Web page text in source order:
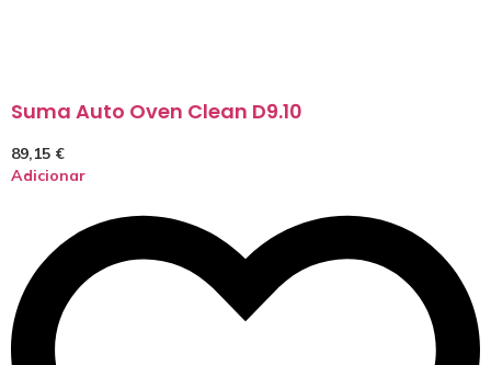
Suma Auto Oven Clean D9.10
89,15 €
Adicionar